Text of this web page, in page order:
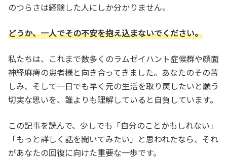
のつらさは経験した人にしか分かりません。
どうか、一人でその不安を抱え込まないでください。
私たちは、これまで数多くのラムゼイハント症候群や顔面
神経麻痺の患者様と向き合ってきました。あなたのその苦
しみ、そして一日でも早く元の生活を取り戻したいと願う
切実な思いを、誰よりも理解していると自負しています。
この記事を読んで、少しでも「自分のことかもしれない」
「もっと詳しく話を聞いてみたい」と思われたなら、それ
があなたの回復に向けた重要な一歩です。